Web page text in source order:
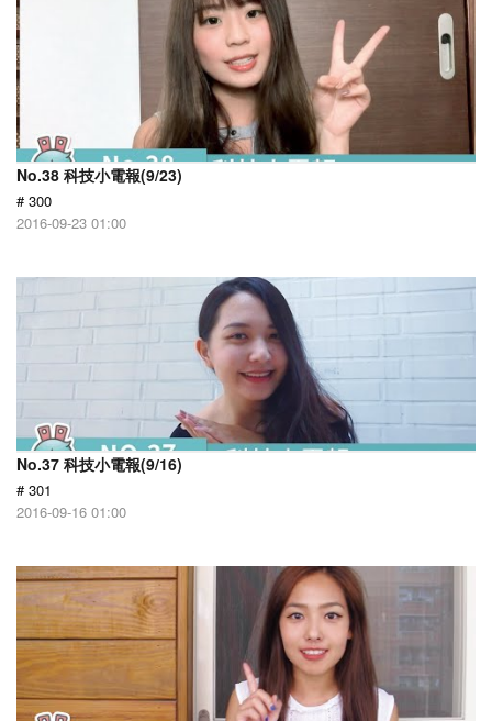
No.38 科技小電報(9/23)
# 300
2016-09-23 01:00
No.37 科技小電報(9/16)
# 301
2016-09-16 01:00